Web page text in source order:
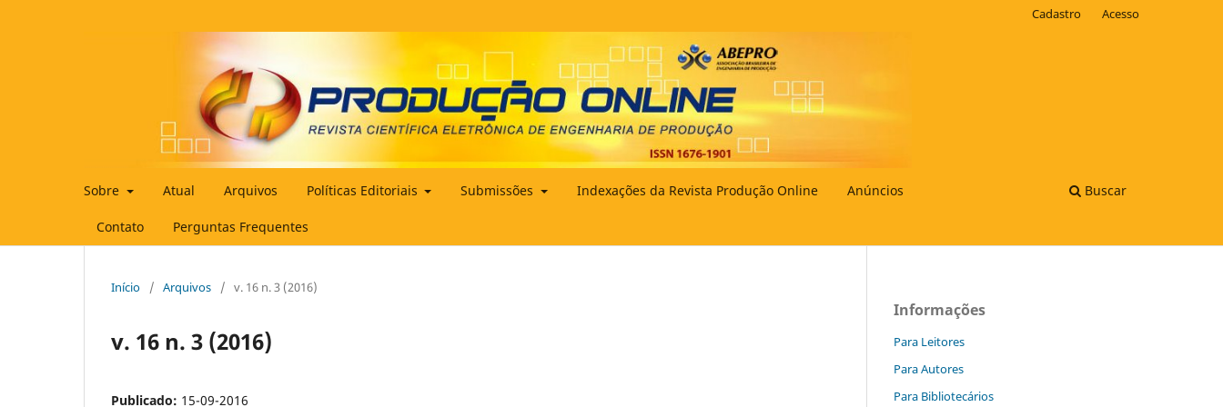
Sobre Atual Arquivos Políticas Editoriais Submissões Indexações da Revista Produção Online Anúncios
Contato Perguntas Frequentes
Buscar
Cadastro Acesso
Início / Arquivos / v. 16 n. 3 (2016)
v. 16 n. 3 (2016)
Publicado: 15-09-2016
Informações
Para Leitores
Para Autores
Para Bibliotecários